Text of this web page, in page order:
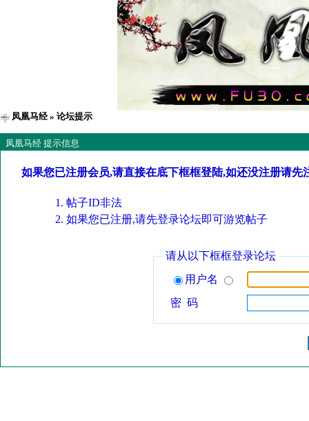
凤凰马经» 论坛提示
凤凰马经 提示信息
如果您已注册会员,请直接在底下框框登陆,如还没注册请先
帖子ID非法
如果您已注册,请先登录论坛即可游览帖子
请从以下框框登录论坛
用户名
密 码